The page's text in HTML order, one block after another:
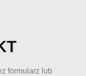
formularz lub